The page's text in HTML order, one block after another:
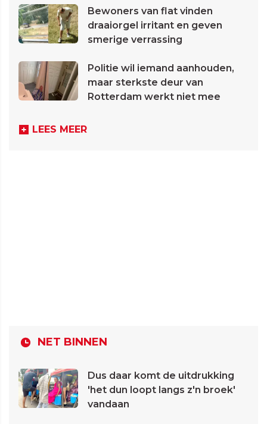
Bewoners van flat vinden
draaiorgel irritant en geven
smerige verrassing
Politie wil iemand aanhouden,
maar sterkste deur van
Rotterdam werkt niet mee
LEES MEER
NET BINNEN
Dus daar komt de uitdrukking
'het dun loopt langs z'n broek'
vandaan